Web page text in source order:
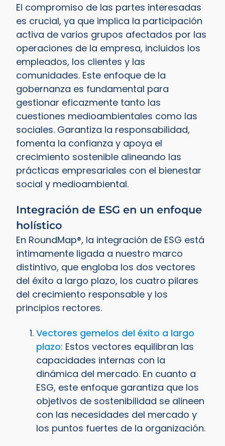
El compromiso de las partes interesadas
es crucial, ya que implica la participación
activa de varios grupos afectados por las
operaciones de la empresa, incluidos los
empleados, los clientes y las
comunidades. Este enfoque de la
gobernanza es fundamental para
gestionar eficazmente tanto las
cuestiones medioambientales como las
sociales. Garantiza la responsabilidad,
fomenta la confianza y apoya el
crecimiento sostenible alineando las
prácticas empresariales con el bienestar
social y medioambiental.
Integración de ESG en un enfoque
holístico
En RoundMap®, la integración de ESG está
íntimamente ligada a nuestro marco
distintivo, que engloba los dos vectores
del éxito a largo plazo, los cuatro pilares
del crecimiento responsable y los
principios rectores.
Vectores gemelos del éxito a largo
plazo: Estos vectores equilibran las
capacidades internas con la
dinámica del mercado. En cuanto a
ESG, este enfoque garantiza que los
objetivos de sostenibilidad se alineen
con las necesidades del mercado y
los puntos fuertes de la organización.